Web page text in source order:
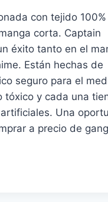
con tejido 100%
corta. Captain
éxito tanto en el
Están hechas de
seguro para el
tóxico y cada una
Una
a precio de